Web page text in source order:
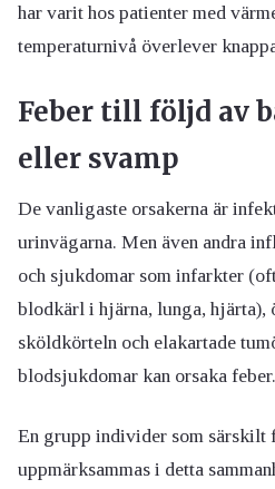
har varit hos patienter med
temperaturnivå överlever
Feber till följd av
eller svamp
De vanligaste orsakerna är
urinvägarna. Men även andra
och sjukdomar som infarkter
blodkärl i hjärna, lunga, hjärta),
sköldkörteln och elakartade
blodsjukdomar kan orsaka feber.
En grupp individer som särskilt
uppmärksammas i detta